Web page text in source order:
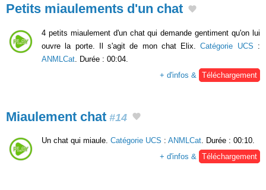
Petits miaulements d'un chat
4 petits miaulement d'un chat qui demande gentiment qu'on lui
ouvre la porte. Il s'agit de mon chat Elix.Catégorie UCS :
ANMLCat . Durée : 00:04.
+ d'infos &
Téléchargement
Miaulement chat #14
Un chat qui miaule. Catégorie UCS : ANMLCat. Durée : 00:10.
+ d'infos & Téléchargement